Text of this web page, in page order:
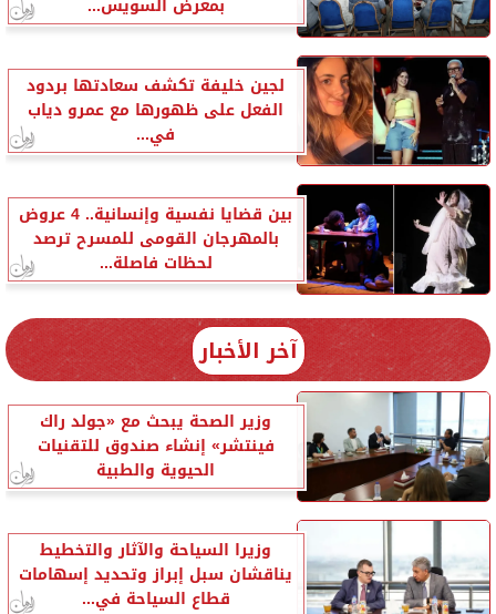
بمعرض السويس...
لجين خليفة تكشف سعادتها بردود
الفعل على ظهورها مع عمرو دياب
في...
بين قضايا نفسية وإنسانية.. 4 عروض
بالمهرجان القومى للمسرح ترصد
لحظات فاصلة...
آخر الأخبار
وزير الصحة يبحث مع «جولد راك
فينتشر» إنشاء صندوق للتقنيات
الحيوية والطبية
وزيرا السياحة والآثار والتخطيط
يناقشان سبل إبراز وتحديد إسهامات
قطاع السياحة في...